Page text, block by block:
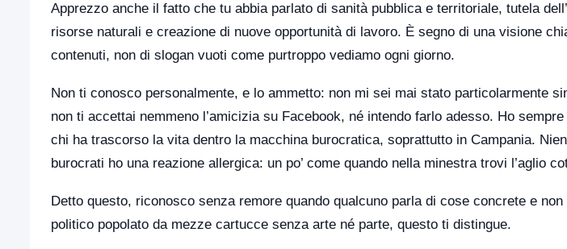
Apprezzo anche il fatto che tu abbia parlato di sanità pubblica e territoriale, tutela
risorse naturali e creazione di nuove opportunità di lavoro. È segno di una visione
contenuti, non di slogan vuoti come purtroppo vediamo ogni giorno.
Non ti conosco personalmente, e lo ammetto: non mi sei mai stato particolarmente
non ti accettai nemmeno l’amicizia su Facebook, né intendo farlo adesso. Ho
chi ha trascorso la vita dentro la macchina burocratica, soprattutto in Campania.
burocrati ho una reazione allergica: un po’ come quando nella minestra trovi l’aglio
Detto questo, riconosco senza remore quando qualcuno parla di cose concrete e
politico popolato da mezze cartucce senza arte né parte, questo ti distingue.